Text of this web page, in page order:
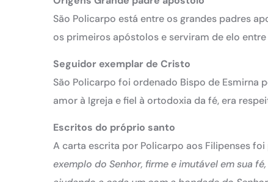
São Policarpo está entre os grandes padres
os primeiros apóstolos e serviram de elo
Seguidor exemplar de Cristo
São Policarpo foi ordenado Bispo de Esmirna
amor à Igreja e fiel à ortodoxia da fé, era
Escritos do próprio santo
A carta escrita por Policarpo aos Filipenses foi
exemplo do Senhor, firme e imutável em sua